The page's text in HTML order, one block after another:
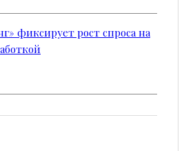
фиксирует рост спроса на